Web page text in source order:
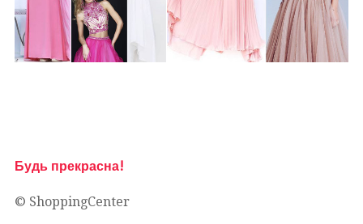
Будь прекрасна!
© ShoppingCenter